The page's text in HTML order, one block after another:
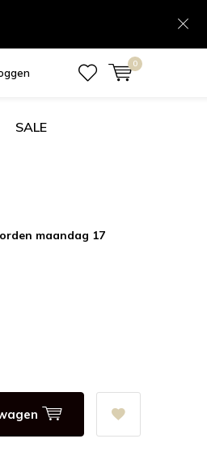
0
SALE
maandag 17